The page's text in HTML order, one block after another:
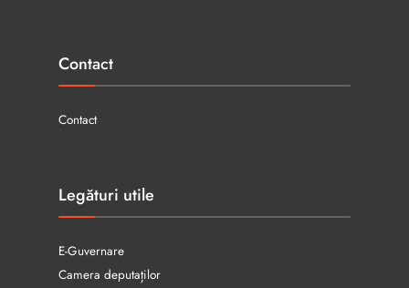
Contact
Contact
Legături utile
E-Guvernare
Camera deputaților